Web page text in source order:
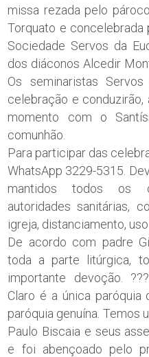
missa rezada pelo
Torquato e concelebrada
Sociedade Servos da
dos diáconos Alcedir
Os seminaristas
celebração e conduzirão,
momento com o
comunhão.
Para participar das
WhatsApp 3229-5315.
mantidos todos os
autoridades sanitárias,
igreja, distanciamento,
De acordo com padre
toda a parte litúrgica,
importante devoção.
Claro é a única paróquia
paróquia genuína. Temos
Paulo Biscaia e seus
e foi abençoado pelo